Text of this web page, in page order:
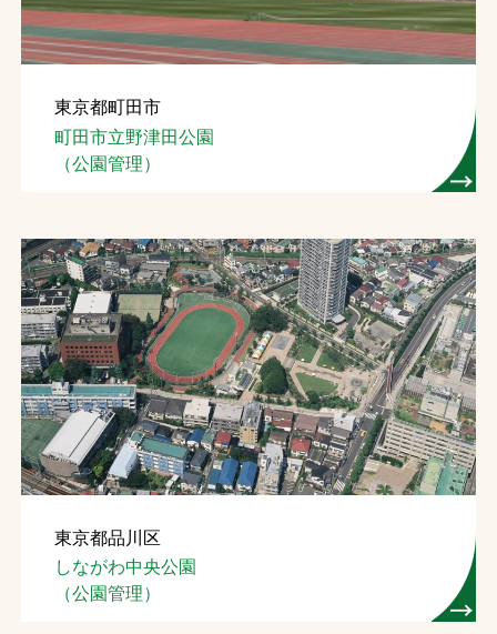
ソーシャルメディアポリシー
文字の見えづらさや操作にお困りの方へ
東京都町田市
町田市立野津田公園
（公園管理）
東京都品川区
しながわ中央公園
（公園管理）